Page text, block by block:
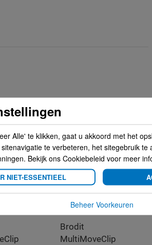
Brodit
MultiMoveClip
Alle' te klikken, gaat u akkoord met het
te verbeteren, het sitegebruik te
Bekijk ons Cookiebeleid voor meer
NIET-ESSENTIEEL
Beheer Voorkeuren